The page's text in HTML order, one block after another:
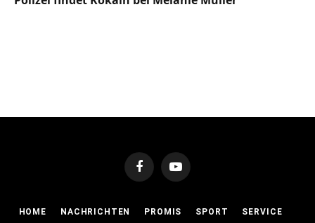
FacebookYouTube
HOME NACHRICHTEN PROMIS SPORT SERVICE